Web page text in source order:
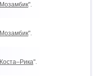
Мозамбик".
Мозамбик".
Коста–Рика".